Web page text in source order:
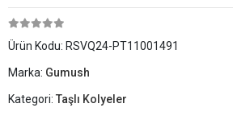
Ürün Kodu: RSVQ24-PT11001491
Marka: Gumush
Kategori: Taşlı Kolyeler